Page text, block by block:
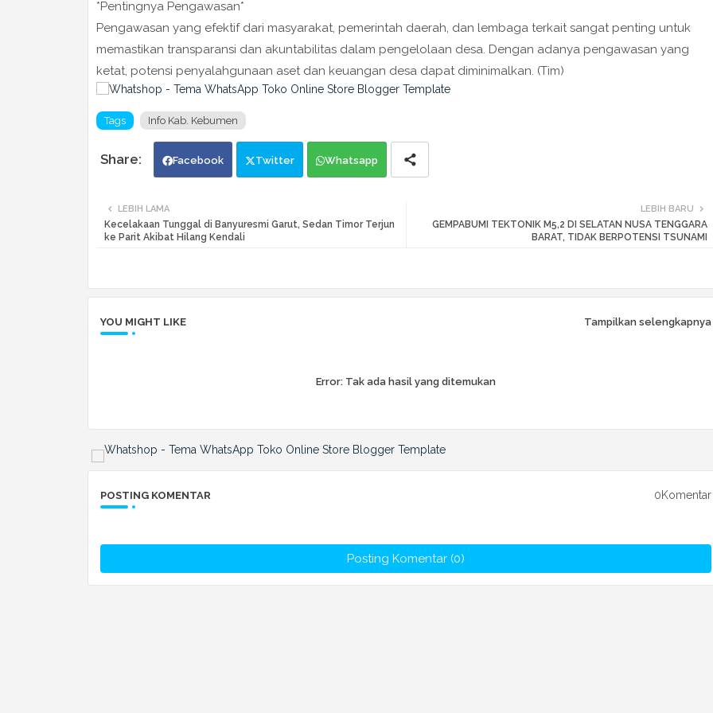
*Pentingnya Pengawasan*
Pengawasan yang efektif dari masyarakat, pemerintah daerah, dan lembaga terkait sangat penting untuk
memastikan transparansi dan akuntabilitas dalam pengelolaan desa. Dengan adanya pengawasan yang
ketat, potensi penyalahgunaan aset dan keuangan desa dapat diminimalkan. (Tim)
Tags Info Kab. Kebumen
Facebook Twitter Whatsapp
LEBIH BARU
GEMPABUMI TEKTONIK M5,2 DI SELATAN NUSA TENGGARA
BARAT, TIDAK BERPOTENSI TSUNAMI
LEBIH LAMA
Kecelakaan Tunggal di Banyuresmi Garut, Sedan Timor Terjun
ke Parit Akibat Hilang Kendali
YOU MIGHT LIKE Tampilkan selengkapnya
Error:Tak ada hasil yang ditemukan
POSTING KOMENTAR 0Komentar
Posting Komentar (0)